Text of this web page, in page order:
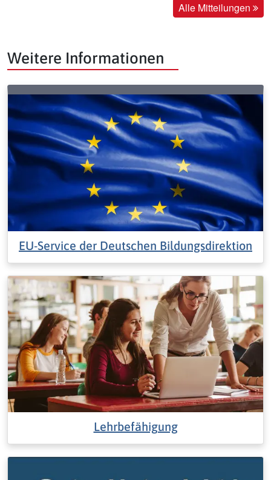
Alle Mitteilungen
Weitere Informationen
EU-Service der Deutschen Bildungsdirektion
Lehrbefähigung